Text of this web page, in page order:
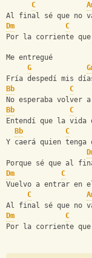
C
Al final sé que no
Dm
C
Por la corriente
Me entregué
G
Fría despedí mis
Bb
C
No esperaba volver
Bb
C
Entendí que la vida
Bb
C
Y caerá quien tenga
Porque sé que al
Dm
C
Vuelvo a entrar en
C
Al final sé que no
Dm
C
Por la corriente